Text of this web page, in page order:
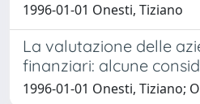
1996-01-01 Onesti, Tiziano
La valutazione delle
finanziari: alcune
1996-01-01 Onesti, Tiziano;